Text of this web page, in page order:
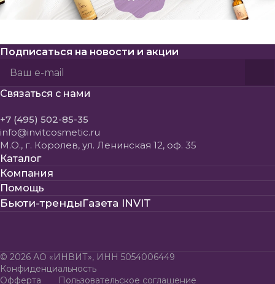
Подписаться на новости и акции
Политикой конфиденциальности
Связаться с нами
+7 (495) 502-85-35
info@invitcosmetic.ru
М.О., г. Королев, ул. Ленинская 12, оф. 35
Каталог
Компания
Помощь
Бьюти-трендыГазета INVIT
© 2026 АО «ИНВИТ», ИНН 5054006449
Конфиденциальность
Офферта
Пользовательское соглашение